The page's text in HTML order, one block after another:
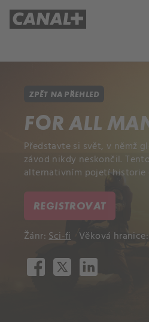
ZPĚT NA PŘEHLED
FOR ALL
Představte si svět, v němž
závod nikdy neskončil.
alternativním pojetí historie
REGISTROVAT
Žánr:Sci-fi Věková